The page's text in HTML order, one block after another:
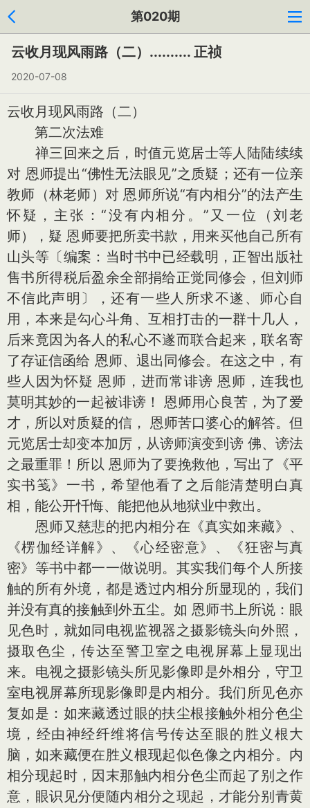
第020期
云收月现风雨路（二）.......... 正祯
2020-07-08
云收月现风雨路（二）
第二次法难
禅三回来之后，时值元览居士等人陆陆续续
对 恩师提出“佛性无法眼见”之质疑；还有一位亲
教师（林老师）对 恩师所说“有内相分”的法产生
怀疑，主张：“没有内相分。”又一位（刘老
师），疑 恩师要把所卖书款，用来买他自己所有
山头等〔编案：当时书中已经载明，正智出版社
售书所得税后盈余全部捐给正觉同修会，但刘师
不信此声明〕，还有一些人所求不遂、师心自
用，本来是勾心斗角、互相打击的一群十几人，
后来竟因为各人的私心不遂而联合起来，联名寄
了存证信函给 恩师、退出同修会。在这之中，有
些人因为怀疑 恩师，进而常诽谤 恩师，连我也
莫明其妙的一起被诽谤！ 恩师用心良苦，为了爱
才，所以对质疑的信， 恩师苦口婆心的解答。但
元览居士却变本加厉，从谤师演变到谤 佛、谤法
之最重罪！所以 恩师为了要挽救他，写出了《平
实书笺》一书，希望他看了之后能清楚明白真
相，能公开忏悔、能把他从地狱业中救出。
恩师又慈悲的把内相分在《真实如来藏》、
《楞伽经详解》、《心经密意》、《狂密与真
密》等书中都一一做说明。其实我们每个人所接
触的所有外境，都是透过内相分所显现的，我们
并没有真的接触到外五尘。如 恩师书上所说：眼
见色时，就如同电视监视器之摄影镜头向外照，
摄取色尘，传达至警卫室之电视屏幕上显现出
来。电视之摄影镜头所见影像即是外相分，守卫
室电视屏幕所现影像即是内相分。我们所见色亦
复如是：如来藏透过眼的扶尘根接触外相分色尘
境，经由神经纤维将信号传达至眼的胜义根大
脑，如来藏便在胜义根现起似色像之内相分。内
相分现起时，因末那触内相分色尘而起了别之作
意，眼识见分便随内相分之现起，才能分别青黄